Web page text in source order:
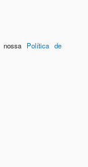
Política de